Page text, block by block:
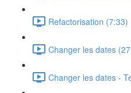
Refactorisation (7:33)
Changer les dates
Changer les dates -